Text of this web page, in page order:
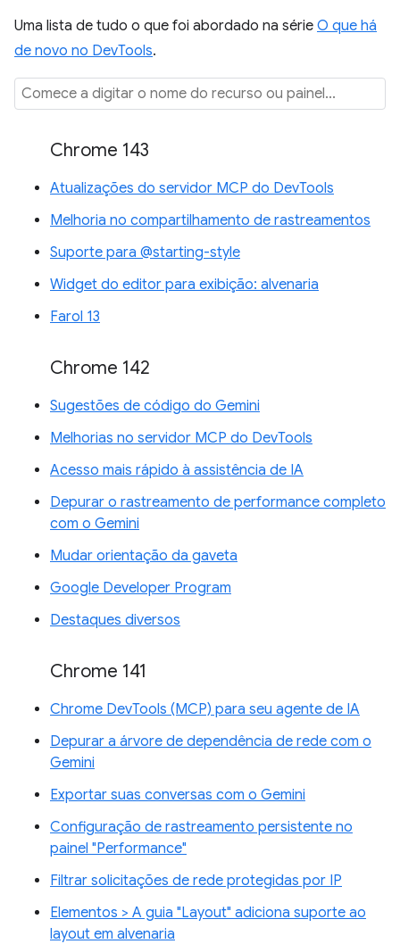
Uma lista de tudo o que foi abordado na série O que há
de novo no DevTools.
Chrome 143
Atualizações do servidor MCP do DevTools
Melhoria no compartilhamento de rastreamentos
Suporte para @starting-style
Widget do editor para exibição: alvenaria
Farol 13
Chrome 142
Sugestões de código do Gemini
Melhorias no servidor MCP do DevTools
Acesso mais rápido à assistência de IA
Depurar o rastreamento de performance completo
com o Gemini
Mudar orientação da gaveta
Google Developer Program
Destaques diversos
Chrome 141
Chrome DevTools (MCP) para seu agente de IA
Depurar a árvore de dependência de rede com o
Gemini
Exportar suas conversas com o Gemini
Configuração de rastreamento persistente no
painel "Performance"
Filtrar solicitações de rede protegidas por IP
Elementos > A guia "Layout" adiciona suporte ao
layout em alvenaria